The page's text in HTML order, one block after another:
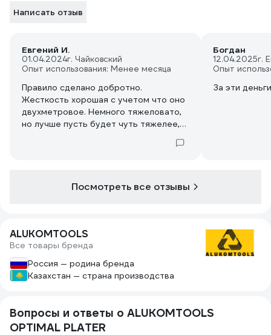
Написать отзыв
Евгений И.
01.04.2024г. Чайковский
Опыт использования: Менее месяца
Правило сделано добротно.
Жесткость хорошая с учетом что оно
двухметровое. Немного тяжеловато,
но лучше пусть будет чуть тяжелее,
Богдан
12.04.2025г.
Опыт
За эти
Посмотреть все отзывы
ALUKOMTOOLS
Все товары бренда
Россия — родина бренда
Казахстан — страна производства
Вопросы и ответы о ALUKOMTOOLS
OPTIMAL PLATER